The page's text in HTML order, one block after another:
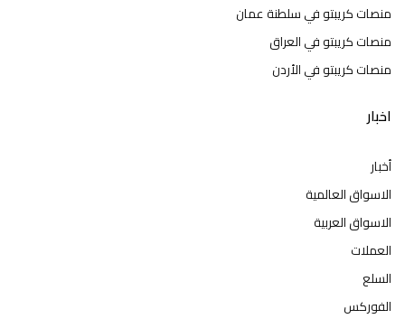
منصات كريبتو في سلطنة عمان
منصات كريبتو في العراق
منصات كريبتو في الأردن
اخبار
أخبار
الاسواق العالمية
الاسواق العربية
العملات
السلع
الفوركس